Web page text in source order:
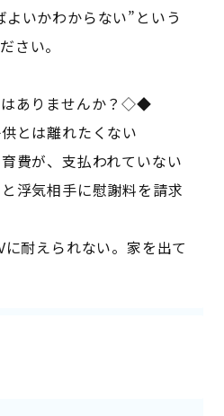
いかわからない”という
さい。
ありませんか？◇◆――
とは離れたくない
費が、支払われていない
浮気相手に慰謝料を請求
耐えられない。家を出て